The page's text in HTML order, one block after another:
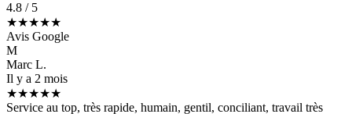
4.8 / 5
★★★★★
Avis Google
M
Marc L.
Il y a 2 mois
★★★★★
Service au top, très rapide, humain, gentil, conciliant, travail très